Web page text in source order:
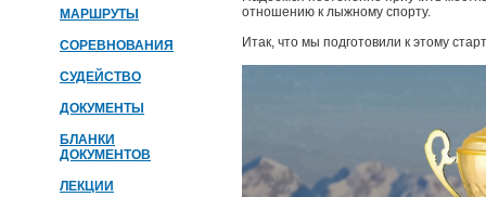
МАРШРУТЫ
СОРЕВНОВАНИЯ
СУДЕЙСТВО
ДОКУМЕНТЫ
БЛАНКИ
ДОКУМЕНТОВ
ЛЕКЦИИ
отношению к лыжному спорту.
Итак, что мы подготовили к этому